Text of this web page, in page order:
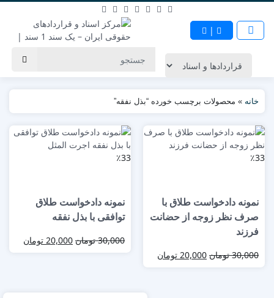
|
خانه » محصولات برچسب خورده “بذل نفقه”
٪33
نمونه دادخواست طلاق با
صرف نظر زوجه از حضانت
فرزند
30,000 تومان 20,000 تومان
٪33
نمونه دادخواست طلاق
توافقی با بذل نفقه
30,000 تومان 20,000 تومان